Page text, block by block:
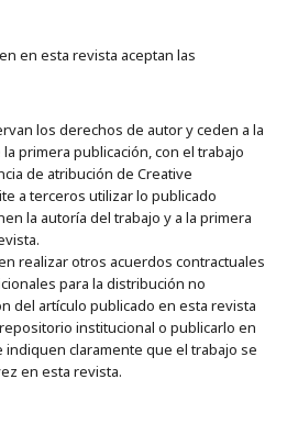
en esta revista aceptan las
los derechos de autor y ceden a la
primera publicación, con el trabajo
de atribución de Creative
a terceros utilizar lo publicado
la autoría del trabajo y a la primera
realizar otros acuerdos contractuales
para la distribución no
del artículo publicado en esta revista
institucional o publicarlo en
claramente que el trabajo se
en esta revista.